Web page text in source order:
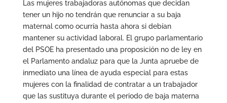
Las mujeres trabajadoras autónomas que decidan
tener un hijo no tendrán que renunciar a su baja
maternal como ocurría hasta ahora si debían
mantener su actividad laboral. El grupo parlamentario
del PSOE ha presentado una proposición no de ley en
el Parlamento andaluz para que la Junta apruebe de
inmediato una línea de ayuda especial para estas
mujeres con la finalidad de contratar a un trabajador
que las sustituya durante el periodo de baja materna